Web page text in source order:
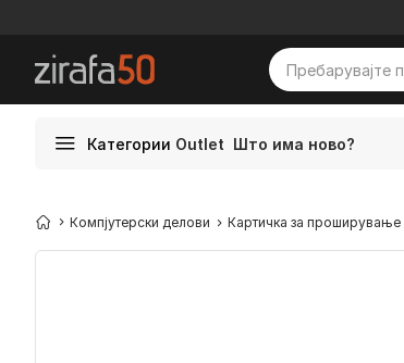
Категории Outlet Што има ново?
Компјутерски делови Картичка за проширување